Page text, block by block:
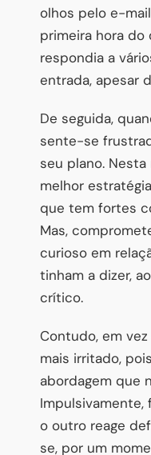
olhos pelo e-
primeira hora
respondia a
entrada, apesar
De seguida,
sente-se
seu plano.
melhor
que tem fortes
Mas,
curioso em
tinham a dizer,
crítico.
Contudo, em
mais irritado,
abordagem que
Impulsivamente,
o outro reage
se, por um